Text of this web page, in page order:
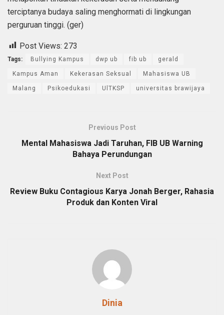
terciptanya budaya saling menghormati di lingkungan
perguruan tinggi. (ger)
Post Views: 273
Tags: Bullying Kampus dwp ub fib ub gerald
Kampus Aman Kekerasan Seksual Mahasiswa UB
Malang Psikoedukasi UlTKSP universitas brawijaya
Previous Post
Mental Mahasiswa Jadi Taruhan, FIB UB Warning
Bahaya Perundungan
Next Post
Review Buku Contagious Karya Jonah Berger, Rahasia
Produk dan Konten Viral
Dinia